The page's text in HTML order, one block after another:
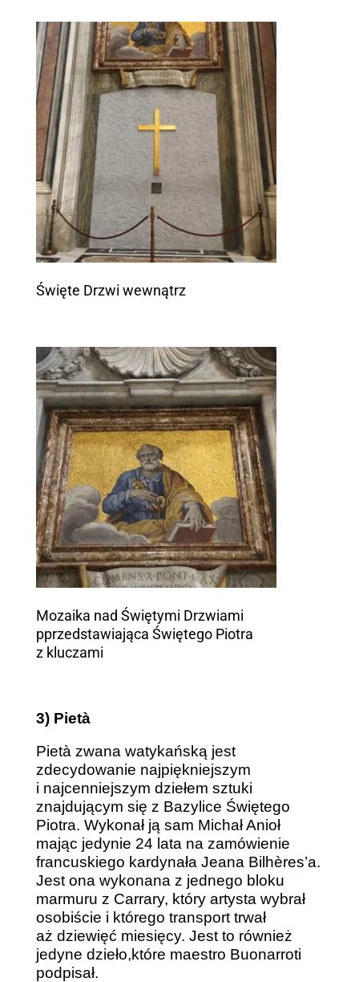
Święte Drzwi wewnątrz
Mozaika nad Świętymi Drzwiami
pprzedstawiająca Świętego Piotra
z kluczami
3) Pietà
Pietà zwana watykańską jest
zdecydowanie najpiękniejszym
i najcenniejszym dziełem sztuki
znajdującym się z Bazylice Świętego
Piotra. Wykonał ją sam Michał Anioł
mając jedynie 24 lata na zamówienie
francuskiego kardynała Jeana Bilhères’a.
Jest ona wykonana z jednego bloku
marmuru z Carrary, który artysta wybrał
osobiście i którego transport trwał
aż dziewięć miesięcy. Jest to również
jedyne dzieło,które maestro Buonarroti
podpisał.